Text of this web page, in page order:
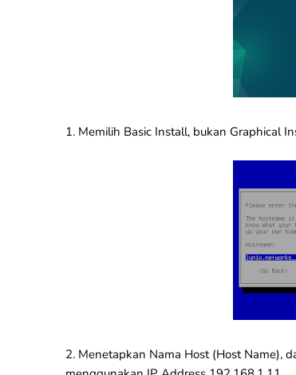
1. Memilih Basic Install, bukan Graphical
2. Menetapkan Nama Host (Host Name),